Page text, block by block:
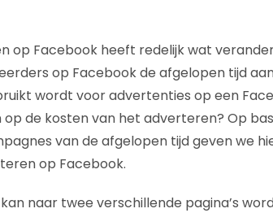
op Facebook heeft redelijk wat
op Facebook de afgelopen tijd
wordt voor advertenties op een
de kosten van het adverteren? Op
van de afgelopen tijd geven we
op Facebook.
naar twee verschillende pagina’s